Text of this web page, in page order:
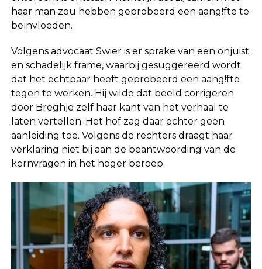
haar man zou hebben geprobeerd een aang!fte te
beïnvloeden.
Volgens advocaat Swier is er sprake van een onjuist
en schadelijk frame, waarbij gesuggereerd wordt
dat het echtpaar heeft geprobeerd een aang!fte
tegen te werken. Hij wilde dat beeld corrigeren
door Breghje zelf haar kant van het verhaal te
laten vertellen. Het hof zag daar echter geen
aanleiding toe. Volgens de rechters draagt haar
verklaring niet bij aan de beantwoording van de
kernvragen in het hoger beroep.